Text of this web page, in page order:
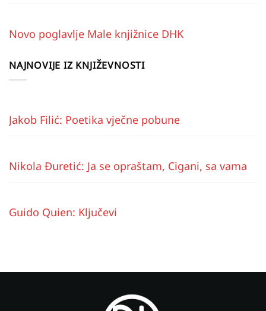
Novo poglavlje Male knjižnice DHK
NAJNOVIJE IZ KNJIŽEVNOSTI
Jakob Filić: Poetika vječne pobune
Nikola Đuretić: Ja se opraštam, Cigani, sa vama
Guido Quien: Ključevi